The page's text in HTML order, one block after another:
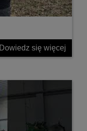
Dowiedz się więcej